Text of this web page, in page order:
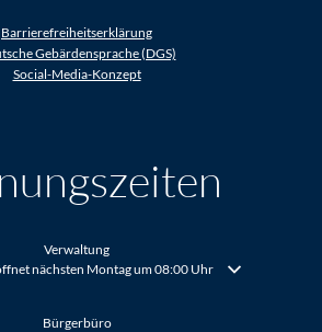
Barrierefreiheitserklärung
Gebärdensprache (DGS)
Social-Media-Konzept
Verwaltung
Öffnungs- oder Schließzeiten auszublenden
nächsten Montag um 08:00 Uhr
Bürgerbüro